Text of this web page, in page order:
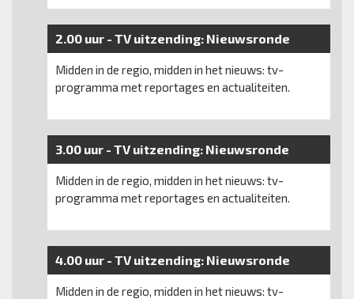
2.00 uur - TV uitzending: Nieuwsronde
Midden in de regio, midden in het nieuws: tv-
programma met reportages en actualiteiten.
3.00 uur - TV uitzending: Nieuwsronde
Midden in de regio, midden in het nieuws: tv-
programma met reportages en actualiteiten.
4.00 uur - TV uitzending: Nieuwsronde
Midden in de regio, midden in het nieuws: tv-